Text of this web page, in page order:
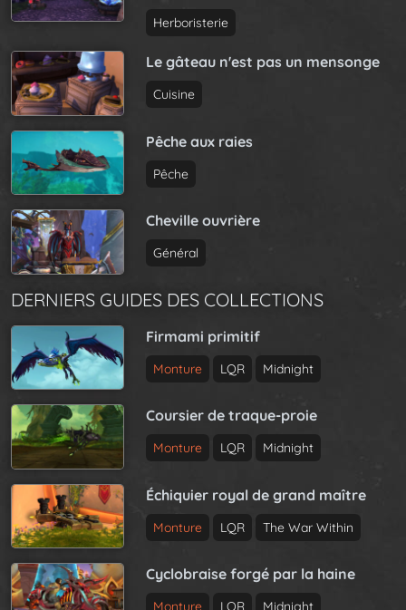
Herboristerie
Le gâteau n'est pas un mensonge
Cuisine
Pêche aux raies
Pêche
Cheville ouvrière
Général
DERNIERS GUIDES DES COLLECTIONS
Firmami primitif
Monture LQR Midnight
Coursier de traque-proie
Monture LQR Midnight
Échiquier royal de grand maître
Monture LQR The War Within
Cyclobraise forgé par la haine
Monture LQR Midnight